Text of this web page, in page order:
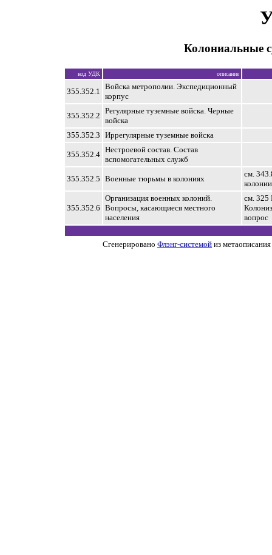
Колониальные
код УДК описание
355.352.1
Войска метрополии. Экспедиционный
корпус
355.352.2
Регулярные туземные войска. Черные
войска
355.352.3 Иррегулярные туземные войска
355.352.4
Нестроевой состав. Состав
вспомогательных служб
355.352.5 Военные тюрьмы в колониях
см.
355.352.6
Организация военных колоний.
Вопросы, касающиеся местного
населения
см. 325
вопрос
Сгенерировано Флэнг-системой из